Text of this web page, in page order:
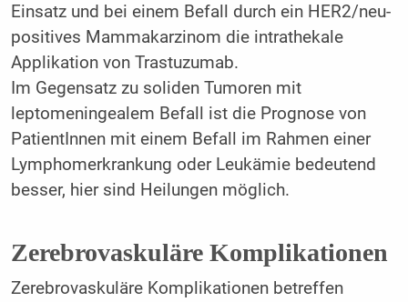
Einsatz und bei einem Befall durch ein HER2/neu-
positives Mammakarzinom die intrathekale
Applikation von Trastuzumab.
Im Gegensatz zu soliden Tumoren mit
leptomeningealem Befall ist die Prognose von
PatientInnen mit einem Befall im Rahmen einer
Lymphomerkrankung oder Leukämie bedeutend
besser, hier sind Heilungen möglich.
Zerebrovaskuläre Komplikationen
Zerebrovaskuläre Komplikationen betreffen